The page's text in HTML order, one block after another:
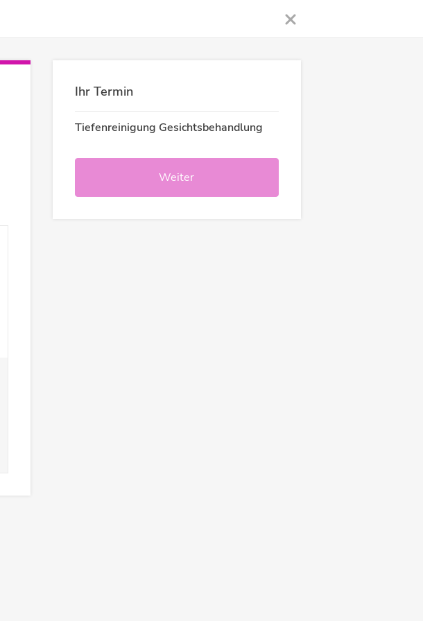
Ihr Termin
Tiefenreinigung Gesichtsbehandlung
Weiter